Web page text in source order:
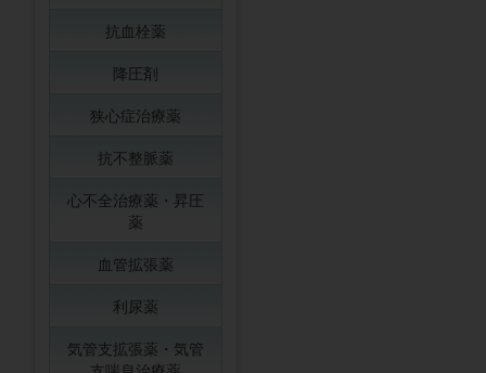
抗血栓薬
降圧剤
狭心症治療薬
抗不整脈薬
心不全治療薬・昇圧
薬
血管拡張薬
利尿薬
気管支拡張薬・気管